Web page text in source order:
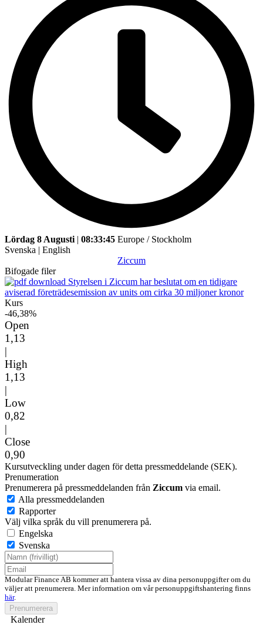
Lördag 8 Augusti | 08:33:45 Europe / Stockholm
Svenska | English
Ziccum
Bifogade filer
Styrelsen i Ziccum har beslutat om en tidigare
aviserad företrädesemission av units om cirka 30 miljoner kronor
Kurs
-46,38%
Open
1,13
|
High
1,13
|
Low
0,82
|
Close
0,90
Kursutveckling under dagen för detta pressmeddelande (SEK).
Prenumeration
Prenumerera på pressmeddelanden från Ziccum via email.
Alla pressmeddelanden
Rapporter
Välj vilka språk du vill prenumerera på.
Engelska
Svenska
Modular Finance AB kommer att hantera vissa av dina personuppgifter om du
väljer att prenumerera. Mer information om vår personuppgiftshantering finns
här.
Prenumerera
Kalender